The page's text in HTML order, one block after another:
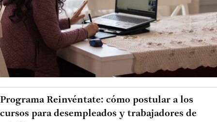
Programa Reinvéntate: cómo postular a los
cursos para desempleados y trabajadores de